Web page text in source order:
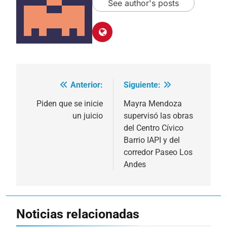
See author's posts
Navegación
de
Anterior:
Piden que se inicie
un juicio
Siguiente:
Mayra Mendoza
supervisó las obras
del Centro Cívico
Barrio IAPI y del
corredor Paseo Los
Andes
Noticias relacionadas